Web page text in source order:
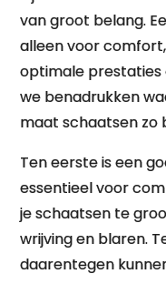
van groot belang.
alleen voor
optimale prestaties
we benadrukken
maat schaatsen zo
Ten eerste is een
essentieel voor
je schaatsen te
wrijving en blaren.
daarentegen